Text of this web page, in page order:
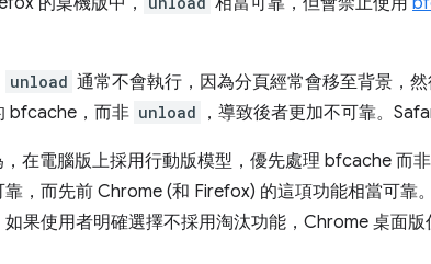
unload 通常不會執行，因為分頁經常會移至背景，
bfcache，而非 unload ，導致後者更加不可靠。
在電腦版上採用行動版模型，優先處理 bfcache 而非
靠，而先前 Chrome (和 Firefox) 的這項功能相當可靠
果使用者明確選擇不採用淘汰功能，Chrome 桌面版